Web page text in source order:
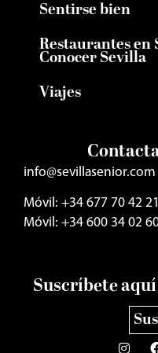
Sentirse bien
Restaurantes en
Conocer Sevilla
Viajes
info@sevillasenior.com
Móvil: +34 677 70 42 21
Móvil: +34 600 34 02
Suscríbete